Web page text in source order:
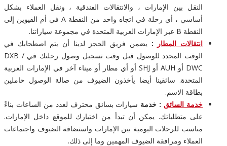
النقل بين الإمارات ، والانتقالات الفندقية ، ونقل العملاء بشكل
أساسي ، أي رحلة في اتجاه واحد من النقطة A في أم القيوين إلى
النقطة B عبر الإمارات العربية المتحدة في مجموعة سياراتنا.
انتقالات المطار
: يضمن فريق الحجز لدينا أن يتم اصطحابك في
الوقت المحدد للوصول قبل وقت تسجيل وصول رحلتك في DXB /
DWC أو AUH أو SHJ أو أي مطار أو ميناء آخر في الإمارات العربية
المتحدة. سائقينا أيضا يأخذون الضيوف من صالة الوصول حاملين
بطاقة الاسم.
خدمة السائق: خدمة سيارات بسائق محترف لعدد من الساعات بناءً
على متطلباتك. يمكن أن تبدأ من اختيارك للموقع داخل الإمارات.
مناسب للرحلات اليومية بين الإمارات واستضافة الضيوف واجتماعات
العملاء ومرافقة الضيوف المهمين وما إلى ذلك.